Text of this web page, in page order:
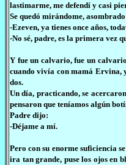
lastimarme, me defendí y casi
Se quedó mirándome,
-Ezeven, ya tienes once años,
-No sé, padre, es la primera vez
Y fue un calvario, fue un
cuando vivía con mamá Ervina,
dos.
Un día, practicando, se
pensaron que teníamos algún
Padre dijo:
-Déjame a mí.
Pero con su enorme suficiencia
ira tan grande, puse los ojos en